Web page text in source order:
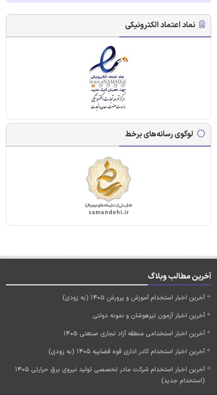
نماد اعتماد الکترونیکی
لوگوی رسانه‌های برخط
آخرین مطالب وبلاگ
آخرین اخبار استخدام آموزش و پرورش 1405 (به زودی)
آخرین اخبار آزمون تیزهوشان و نمونه دولتی
آخرین اخبار استخدامی منطقه آزاد تجاری صنعتی 1405
آخرین اخبار استخدام کادر اداری قوه قضاییه 1405 (به زودی)
آخرین اخبار استخدام شرکت مادر تخصصی تولید نیروی برق حرارتی 1405
(استخدام جدید)